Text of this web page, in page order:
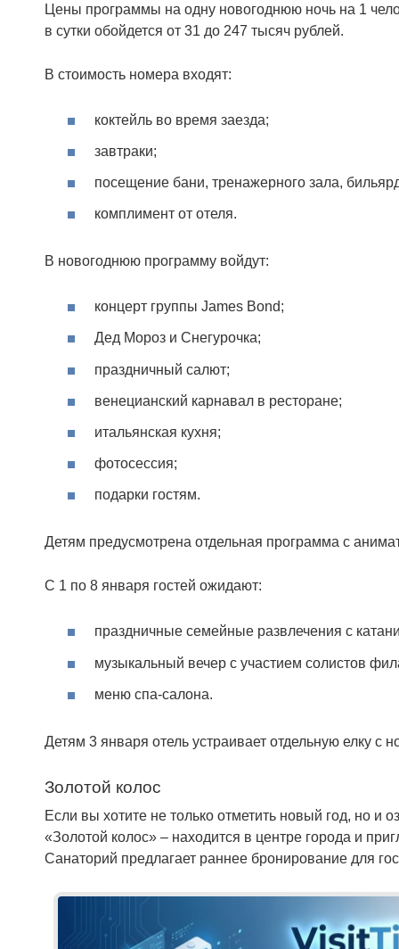
Цены программы на одну новогоднюю ночь на 1
в сутки обойдется от 31 до 247 тысяч рублей.
В стоимость номера входят:
коктейль во время заезда;
завтраки;
посещение бани, тренажерного зала,
комплимент от отеля.
В новогоднюю программу войдут:
концерт группы James Bond;
Дед Мороз и Снегурочка;
праздничный салют;
венецианский карнавал в ресторане;
итальянская кухня;
фотосессия;
подарки гостям.
Детям предусмотрена отдельная программа с
С 1 по 8 января гостей ожидают:
праздничные семейные развлечения с
музыкальный вечер с участием солистов
меню спа-салона.
Детям 3 января отель устраивает отдельную елку с
Золотой колос
Если вы хотите не только отметить новый год, но и
«Золотой колос» – находится в центре города и
Санаторий предлагает раннее бронирование для